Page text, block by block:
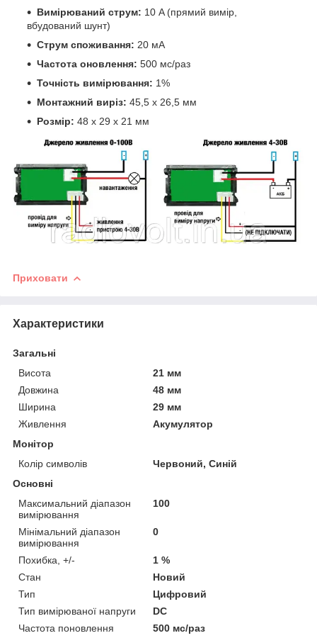
Вимірюваний струм: 10 A (прямий вимір,
вбудований шунт)
Струм споживання: 20 мА
Частота оновлення: 500 мс/раз
Точність вимірювання: 1%
Монтажний виріз: 45,5 х 26,5 мм
Розмір: 48 х 29 х 21 мм
Приховати
Характеристики
Загальні
Висота
21 мм
Довжина
48 мм
Ширина
29 мм
Живлення
Акумулятор
Монітор
Колір символів
Червоний, Синій
Основні
Максимальний діапазон
вимірювання
100
Мінімальний діапазон
вимірювання
0
Похибка, +/-
1 %
Стан
Новий
Тип
Цифровий
Тип вимірюваної напруги
DC
Частота поновлення
500 мс/раз